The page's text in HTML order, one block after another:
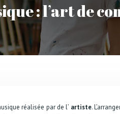
: l’art de
réalisée par de l’ artiste.